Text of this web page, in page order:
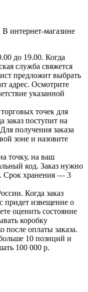
В интернет-магазине
до 19.00. Когда
служба свяжется
предложит выбрать
адрес. Осмотрите
указанной
точек для
заказ поступит на
получения заказа
зоне и назовите
точку, на ваш
код. Заказ нужно
Срок хранения — 3
Когда заказ
придет извещение о
оценить состояние
коробку
после оплаты заказа.
10 позиций и
100 000 р.